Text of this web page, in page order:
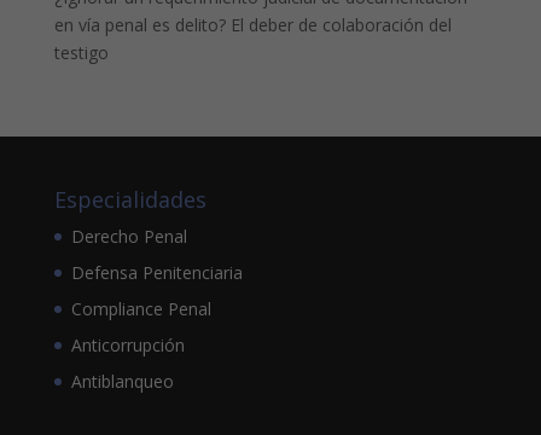
en vía penal es delito? El deber de colaboración del
testigo
Especialidades
Derecho Penal
Defensa Penitenciaria
Compliance Penal
Anticorrupción
Antiblanqueo